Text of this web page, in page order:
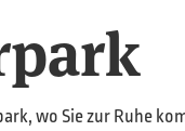
wo Sie zur Ruhe